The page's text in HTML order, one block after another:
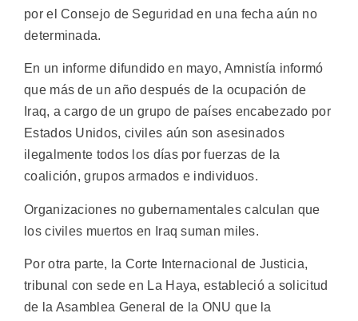
por el Consejo de Seguridad en una fecha aún no
determinada.
En un informe difundido en mayo, Amnistía informó
que más de un año después de la ocupación de
Iraq, a cargo de un grupo de países encabezado por
Estados Unidos, civiles aún son asesinados
ilegalmente todos los días por fuerzas de la
coalición, grupos armados e individuos.
Organizaciones no gubernamentales calculan que
los civiles muertos en Iraq suman miles.
Por otra parte, la Corte Internacional de Justicia,
tribunal con sede en La Haya, estableció a solicitud
de la Asamblea General de la ONU que la